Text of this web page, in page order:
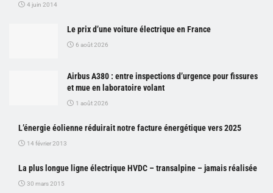
4 juin 2014
Le prix d’une voiture électrique en France
6 août 2026
Airbus A380 : entre inspections d’urgence pour fissures
et mue en laboratoire volant
1 août 2026
L’énergie éolienne réduirait notre facture énergétique vers 2025
14 février 2013
La plus longue ligne électrique HVDC – transalpine – jamais réalisée
30 mars 2015